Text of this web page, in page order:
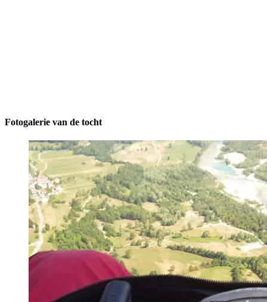
Fotogalerie van de tocht